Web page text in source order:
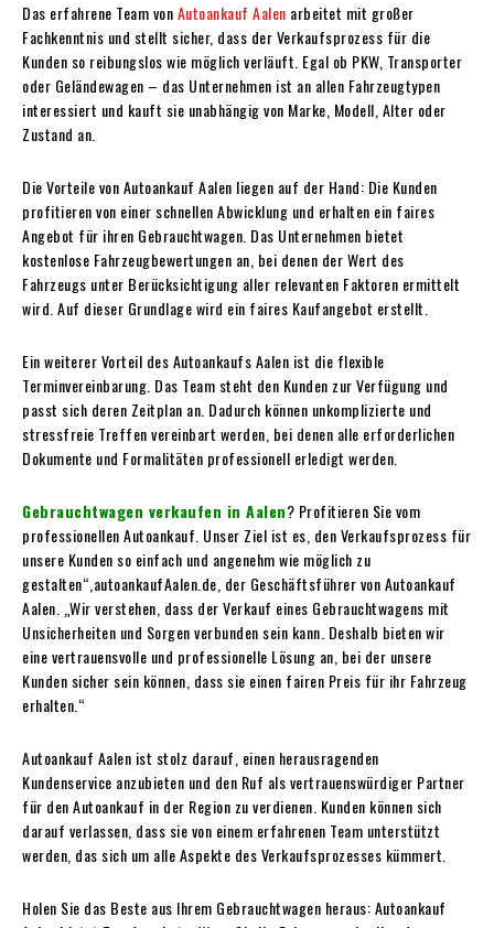
Das erfahrene Team vonAutoankauf Aalen arbeitet mit großer
Fachkenntnis und stellt sicher, dass der Verkaufsprozess für die
Kunden so reibungslos wie möglich verläuft. Egal ob PKW, Transporter
oder Geländewagen – das Unternehmen ist an allen Fahrzeugtypen
interessiert und kauft sie unabhängig von Marke, Modell, Alter oder
Zustand an.
Die Vorteile von Autoankauf Aalen liegen auf der Hand: Die Kunden
profitieren von einer schnellen Abwicklung und erhalten ein faires
Angebot für ihren Gebrauchtwagen. Das Unternehmen bietet
kostenlose Fahrzeugbewertungen an, bei denen der Wert des
Fahrzeugs unter Berücksichtigung aller relevanten Faktoren ermittelt
wird. Auf dieser Grundlage wird ein faires Kaufangebot erstellt.
Ein weiterer Vorteil des Autoankaufs Aalen ist die flexible
Terminvereinbarung. Das Team steht den Kunden zur Verfügung und
passt sich deren Zeitplan an. Dadurch können unkomplizierte und
stressfreie Treffen vereinbart werden, bei denen alle erforderlichen
Dokumente und Formalitäten professionell erledigt werden.
Gebrauchtwagen verkaufen in Aalen? Profitieren Sie vom
professionellen Autoankauf. Unser Ziel ist es, den Verkaufsprozess für
unsere Kunden so einfach und angenehm wie möglich zu
gestalten“,autoankaufAalen.de, der Geschäftsführer von Autoankauf
Aalen. „Wir verstehen, dass der Verkauf eines Gebrauchtwagens mit
Unsicherheiten und Sorgen verbunden sein kann. Deshalb bieten wir
eine vertrauensvolle und professionelle Lösung an, bei der unsere
Kunden sicher sein können, dass sie einen fairen Preis für ihr Fahrzeug
erhalten.“
Autoankauf Aalen ist stolz darauf, einen herausragenden
Kundenservice anzubieten und den Ruf als vertrauenswürdiger Partner
für den Autoankauf in der Region zu verdienen. Kunden können sich
darauf verlassen, dass sie von einem erfahrenen Team unterstützt
werden, das sich um alle Aspekte des Verkaufsprozesses kümmert.
Holen Sie das Beste aus Ihrem Gebrauchtwagen heraus: Autoankauf